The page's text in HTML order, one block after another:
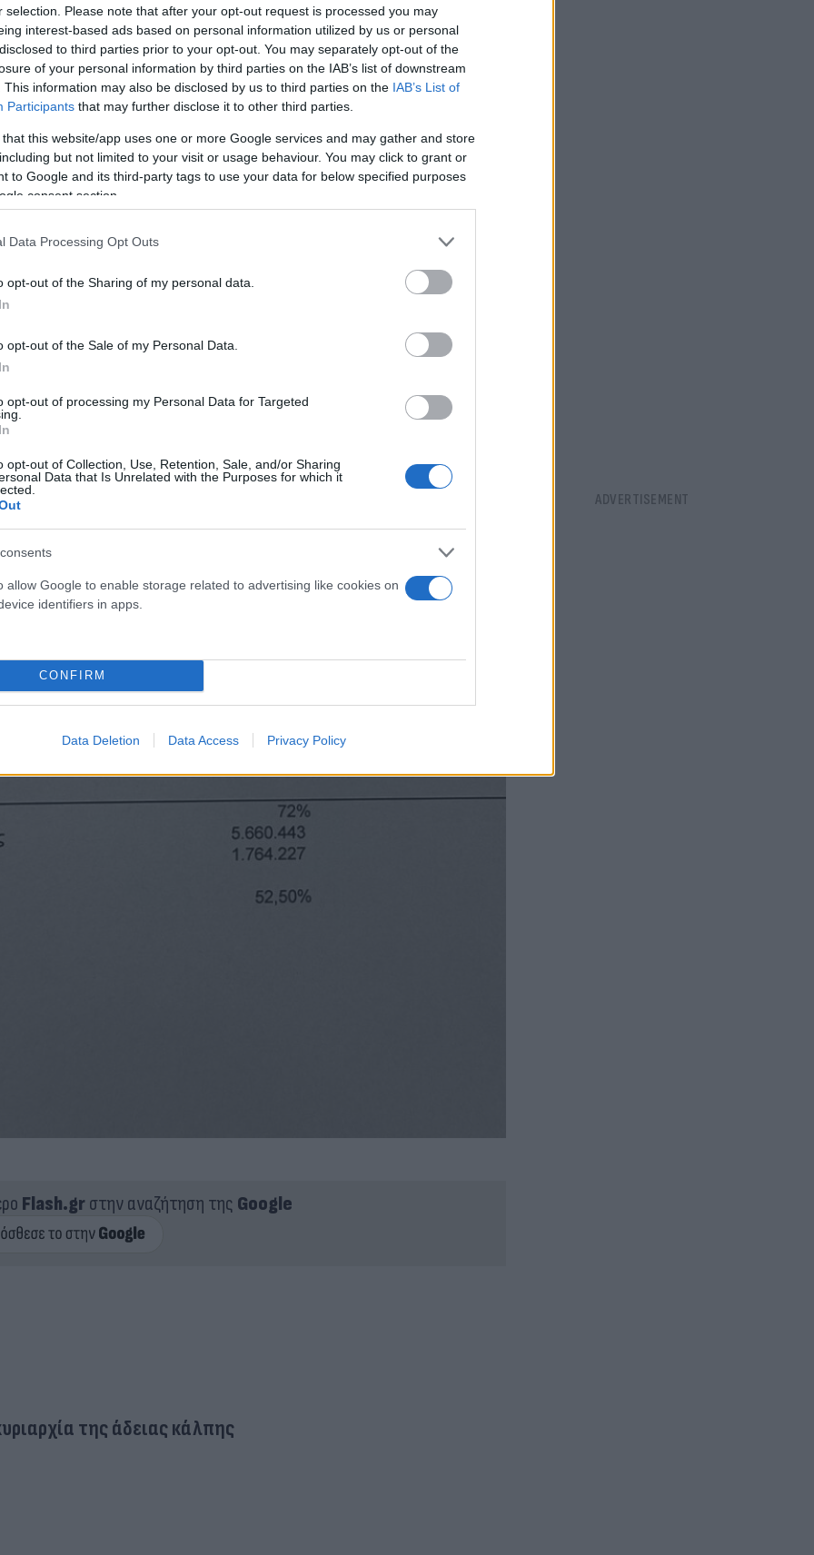
selection. Please note that after your opt-out request is processed you may
interest-based ads based on personal information utilized by us or personal
to third parties prior to your opt-out. You may separately opt-out of the
of your personal information by third parties on the IAB’s list of downstream
This information may also be disclosed by us to third parties on the IAB’s List of
Participants that may further disclose it to other third parties.
that this website/app uses one or more Google services and may gather and store
but not limited to your visit or usage behaviour. You may click to grant or
to Google and its third-party tags to use your data for below specified purposes
consent section.
Data Processing Opt Outs
opt-out of the Sharing of my personal data.
opt-out of the Sale of my Personal Data.
opt-out of processing my Personal Data for Targeted
opt-out of Collection, Use, Retention, Sale, and/or Sharing
Data that Is Unrelated with the Purposes for which it
allow Google to enable storage related to advertising like cookies on
identifiers in apps.
CONFIRM
Data Deletion Data Access Privacy Policy
Flash.grστην αναζήτηση της Google
της άδειας κάλπης